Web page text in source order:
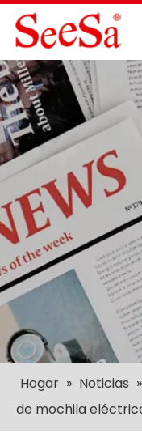
Hogar » Noticias »
de mochila